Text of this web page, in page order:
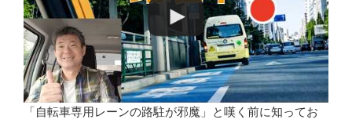
「自転車専用レーンの路駐が邪魔」と嘆く前に知ってお